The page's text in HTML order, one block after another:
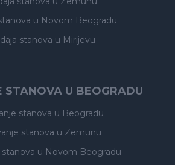
u Novom Beogradu
stanova u Mirijevu
STANOVA U BEOGRADU
stanova u Beogradu
stanova u Zemunu
u Novom Beogradu